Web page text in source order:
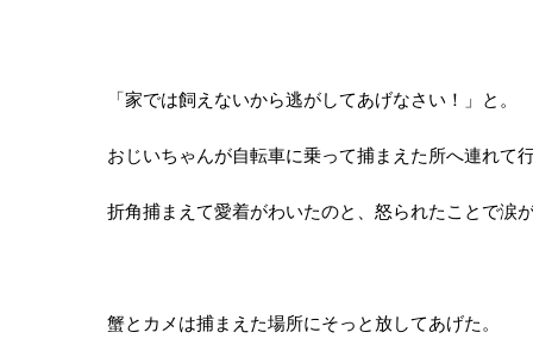
「家では飼えないから逃がしてあげなさい！」と。
おじいちゃんが自転車に乗って捕まえた所へ連れて行
折角捕まえて愛着がわいたのと、怒られたことで涙が
蟹とカメは捕まえた場所にそっと放してあげた。